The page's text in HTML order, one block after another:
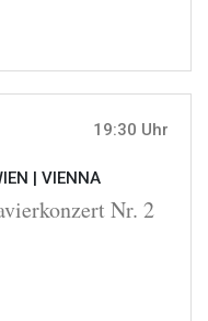
19:30 Uhr
| VIENNA
Nr. 2